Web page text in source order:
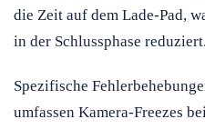
die Zeit auf dem Lade-Pad,
in der Schlussphase reduziert.
Spezifische
umfassen Kamera-Freezes